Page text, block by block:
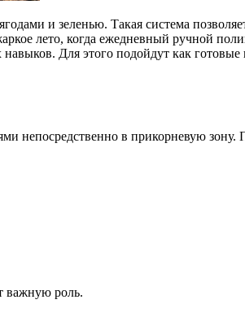
и зеленью. Такая система
лето, когда ежедневный ручной
Для этого подойдут как
непосредственно в прикорневую зону.
важную роль.